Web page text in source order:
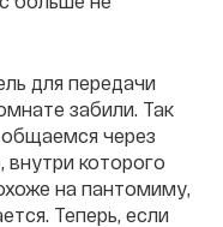
для передачи
забили. Так
через
внутри которого
на пантомиму,
Теперь, если